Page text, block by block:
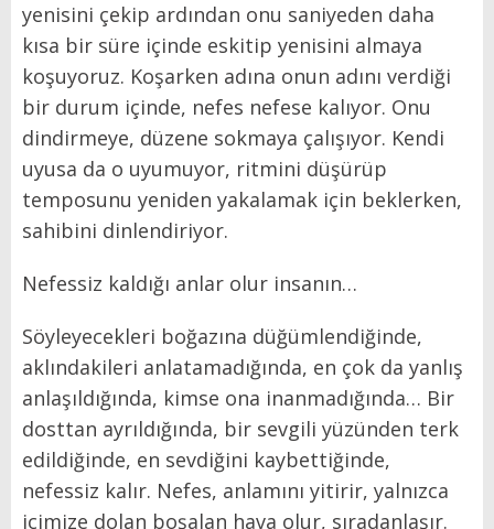
yenisini çekip ardından onu saniyeden daha
kısa bir süre içinde eskitip yenisini almaya
koşuyoruz. Koşarken adına onun adını verdiği
bir durum içinde, nefes nefese kalıyor. Onu
dindirmeye, düzene sokmaya çalışıyor. Kendi
uyusa da o uyumuyor, ritmini düşürüp
temposunu yeniden yakalamak için beklerken,
sahibini dinlendiriyor.
Nefessiz kaldığı anlar olur insanın…
Söyleyecekleri boğazına düğümlendiğinde,
aklındakileri anlatamadığında, en çok da yanlış
anlaşıldığında, kimse ona inanmadığında… Bir
dosttan ayrıldığında, bir sevgili yüzünden terk
edildiğinde, en sevdiğini kaybettiğinde,
nefessiz kalır. Nefes, anlamını yitirir, yalnızca
içimize dolan boşalan hava olur, sıradanlaşır.